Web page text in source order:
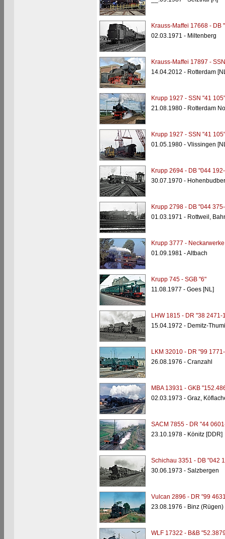
Krauss-Maffei 17668 - DB
02.03.1971 - Miltenberg
Krauss-Maffei 17897 -
14.04.2012 - Rotterdam
Krupp 1927 - SSN "41 105"
21.08.1980 - Rotterdam
Krupp 1927 - SSN "41 105"
01.05.1980 - Vlissingen
Krupp 2694 - DB "044
30.07.1970 -
Krupp 2798 - DB "044
01.03.1971 - Rottweil,
Krupp 3777 -
01.09.1981 - Altbach
Krupp 745 - SGB "6"
11.08.1977 - Goes [NL]
LHW 1815 - DR "38 2471-
15.04.1972 - Demitz-
LKM 32010 - DR "99
26.08.1976 - Cranzahl
MBA 13931 - GKB
02.03.1973 - Graz,
SACM 7855 - DR "44
23.10.1978 - Könitz [DDR]
Schichau 3351 - DB "042
30.06.1973 - Salzbergen
Vulcan 2896 - DR "99
23.08.1976 - Binz (Rügen)
WLF 17322 - B&B